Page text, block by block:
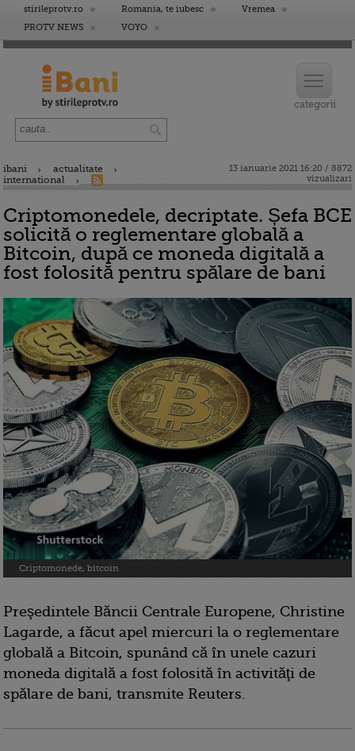
stirileprotv.ro Romania, te iubesc
Vremea
PROTV NEWS
VOYO
ibani
actualitate
international
13 ianuarie 2021 16:20 / 8872
vizualizari
Criptomonedele, decriptate. Șefa BCE
solicită o reglementare globală a
Bitcoin, după ce moneda digitală a
fost folosită pentru spălare de bani
Criptomonede, bitcoin
Preşedintele Băncii Centrale Europene, Christine
Lagarde, a făcut apel miercuri la o reglementare
globală a Bitcoin, spunând că în unele cazuri
moneda digitală a fost folosită în activităţi de
spălare de bani, transmite Reuters.